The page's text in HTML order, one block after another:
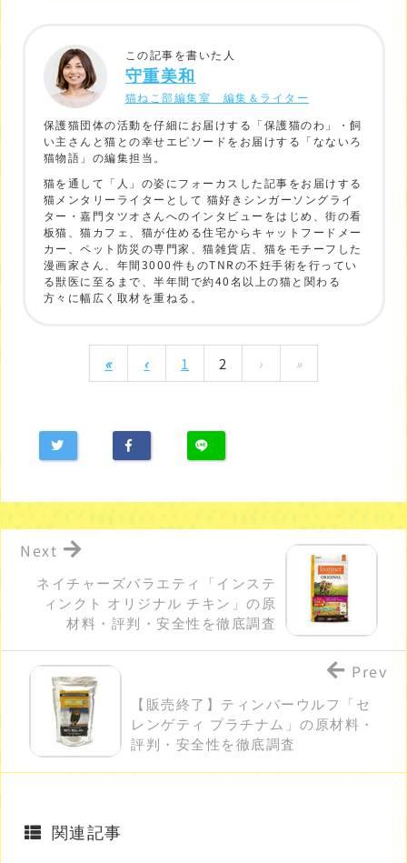
この記事を書いた人
守重美和
猫ねこ部編集室 編集＆ライター
保護猫団体の活動を仔細にお届けする「保護猫のわ」・飼
い主さんと猫との幸せエピソードをお届けする「なないろ
猫物語」の編集担当。
猫を通して「人」の姿にフォーカスした記事をお届けする
猫メンタリーライターとして 猫好きシンガーソングライ
ター・嘉門タツオさんへのインタビューをはじめ、街の看
板猫、猫カフェ、猫が住める住宅からキャットフードメー
カー、ペット防災の専門家、猫雑貨店、猫をモチーフした
漫画家さん、年間3000件ものTNRの不妊手術を行ってい
る獣医に至るまで、半年間で約40名以上の猫と関わる
方々に幅広く取材を重ねる。
« ‹ 1 2 › »
ネイチャーズバラエティ「インステ
ィンクト オリジナル チキン」の原
材料・評判・安全性を徹底調査
Next
【販売終了】ティンバーウルフ「セ
レンゲティ プラチナム」の原材料・
評判・安全性を徹底調査
Prev
関連記事